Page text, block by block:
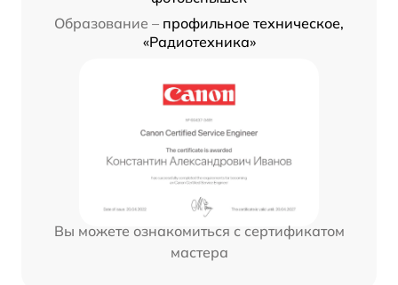
Образование – профильное техническое,
«Радиотехника»
Вы можете ознакомиться с сертификатом
мастера